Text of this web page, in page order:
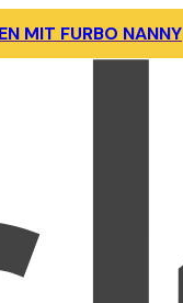
MIT FURBO NANNY